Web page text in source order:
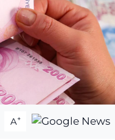
A+